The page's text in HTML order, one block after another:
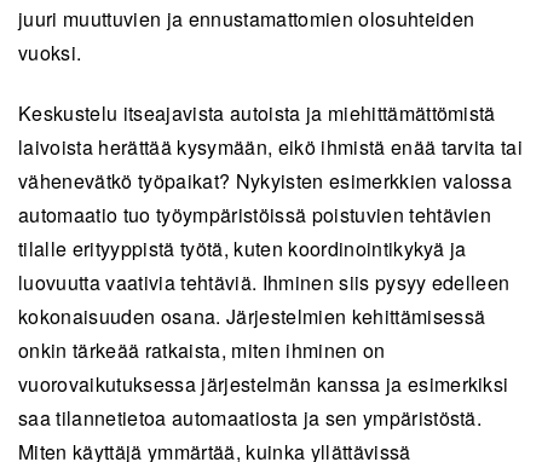
juuri muuttuvien ja ennustamattomien olosuhteiden
vuoksi.
Keskustelu itseajavista autoista ja miehittämättömistä
laivoista herättää kysymään, eikö ihmistä enää tarvita tai
vähenevätkö työpaikat? Nykyisten esimerkkien valossa
automaatio tuo työympäristöissä poistuvien tehtävien
tilalle erityyppistä työtä, kuten koordinointikykyä ja
luovuutta vaativia tehtäviä. Ihminen siis pysyy edelleen
kokonaisuuden osana. Järjestelmien kehittämisessä
onkin tärkeää ratkaista, miten ihminen on
vuorovaikutuksessa järjestelmän kanssa ja esimerkiksi
saa tilannetietoa automaatiosta ja sen ympäristöstä.
Miten käyttäjä ymmärtää, kuinka yllättävissä